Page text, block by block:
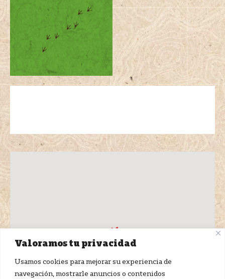
Valoramos tu privacidad
Usamos cookies para mejorar su experiencia de
navegación, mostrarle anuncios o contenidos